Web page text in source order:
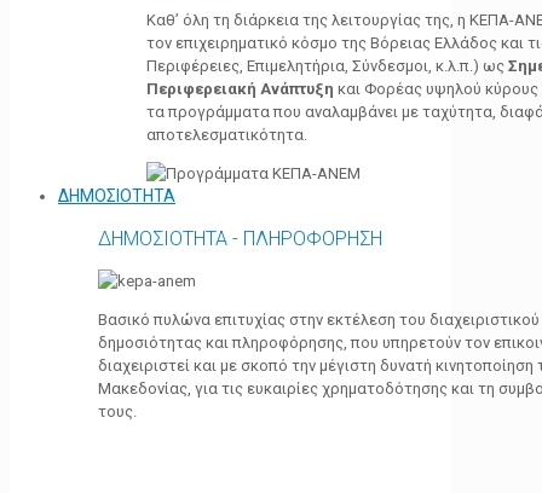
Καθ’ όλη τη διάρκεια της λειτουργίας της, η ΚΕΠΑ-
τον επιχειρηματικό κόσμο της Βόρειας Ελλάδος και
Περιφέρειες, Επιμελητήρια, Σύνδεσμοι, κ.λ.π.) ως
Περιφερειακή Ανάπτυξη και Φορέας υψηλού κύρους
τα προγράμματα που αναλαμβάνει με ταχύτητα,
αποτελεσματικότητα.
ΔΗΜΟΣΙΟΤΗΤΑ
ΔΗΜΟΣΙΟΤΗΤΑ - ΠΛΗΡΟΦΟΡΗΣΗ
Βασικό πυλώνα επιτυχίας στην εκτέλεση του
δημοσιότητας και πληροφόρησης, που υπηρετούν τον
διαχειριστεί και με σκοπό την μέγιστη δυνατή
Μακεδονίας, για τις ευκαιρίες χρηματοδότησης και τη
τους.